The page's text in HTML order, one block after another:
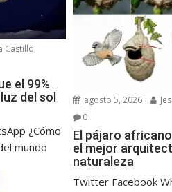
Castillo
el 99%
del sol
¿Cómo
mundo
agosto 5, 2026
0
El pájaro
el mejor
naturaleza
Twitter Facebook